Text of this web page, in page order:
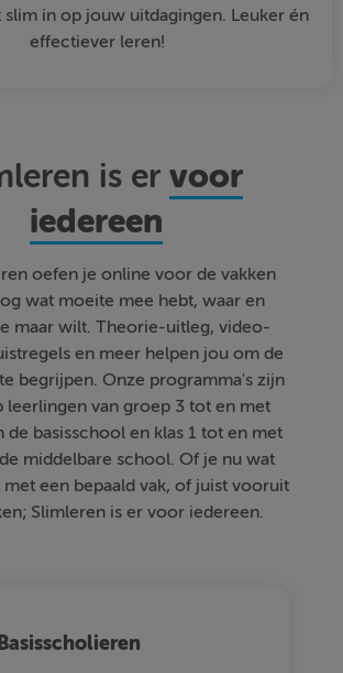
slim in op jouw uitdagingen. Leuker én
effectiever leren!
is ervoor
iedereen
oefen je online voor de vakken
wat moeite mee hebt, waar en
maar wilt. Theorie-uitleg, video-
en meer helpen jou om de
begrijpen. Onze programma's zijn
leerlingen van groep 3 tot en met
de basisschool en klas 1 tot en met
middelbare school. Of je nu wat
een bepaald vak, of juist vooruit
Slimleren is er voor iedereen.